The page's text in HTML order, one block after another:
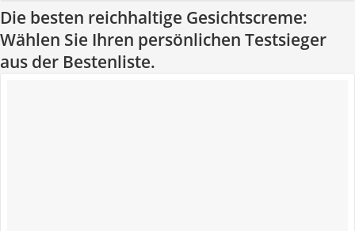
Die besten reichhaltige Gesichtscreme:
Wählen Sie Ihren persönlichen Testsieger
aus der Bestenliste.